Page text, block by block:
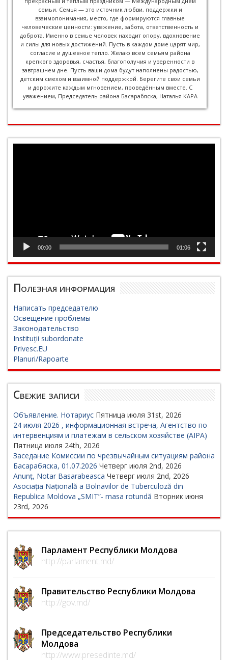
семьи. Семья — это источник любви, поддержки и
взаимопонимания, место, где формируются главные
человеческие ценности: уважение, забота, ответственность и
доброта. Именно в семье человек находит опору, вдохновение
и силы для новых достижений. Пусть в каждом доме царят мир,
согласие и душевное тепло. Желаю всем семьям района
крепкого здоровья, счастья, благополучия и уверенности в
завтрашнем дне. Пусть ваши дома будут наполнены радостью,
детским смехом и взаимной поддержкой. Берегите свои семьи
и дорожите каждым мгновением, проведённым вместе. С
уважением, Председатель района Басарабяска, Наталья КАРА
00:00 01:06
Полезная информация
Написать председателю
Освещение проблемы
Законодательство
Instituții subordonate
Privesc.EU
Planuri/Rapoarte
Свежие записи
Объявление. Нотариус Пятница июля 31st, 2026
24 июля 2026 , информационная встреча, Агентство по
интервенциям и платежам в сельском хозяйстве (AIPA)
Пятница июля 24th, 2026
Заседание Комиссии по чрезвычайным ситуациям района
Басарабяска, 01.07.2026 Четверг июля 2nd, 2026
Anunț, Notar Basarabeasca Четверг июля 2nd, 2026
Asociația Națională a Bolnavilor de Tuberculoză din
Republica Moldova „SMIT”- masa rotundă Вторник июня
23rd, 2026
Парламент Республики Молдова
http://parlament.md/
Правительство Республики Молдова
http://gov.md/
Председательство Республики
Молдова
http://www.presedinte.md/